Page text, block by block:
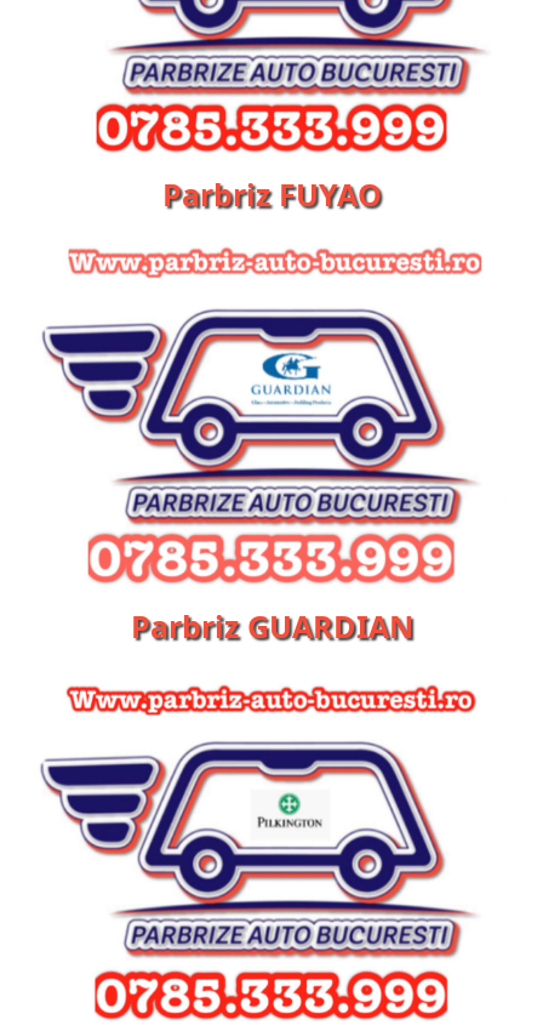
Parbriz FUYAO
Parbriz GUARDIAN